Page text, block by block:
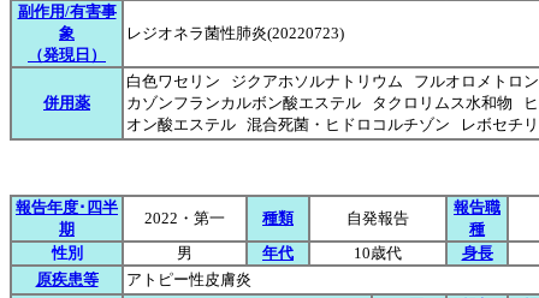
副作用/有害事
象
（発現日）
レジオネラ菌性肺炎(20220723)
併用薬
白色ワセリン ジクアホソルナトリウム フルオロメトロ
カゾンフランカルボン酸エステル タクロリムス水和物
オン酸エステル 混合死菌・ヒドロコルチゾン レボセチ
報告年度･四半
期
2022・第一 種類 自発報告
報告職
種
性別
男 年代 10歳代
身長
原疾患等
アトピー性皮膚炎